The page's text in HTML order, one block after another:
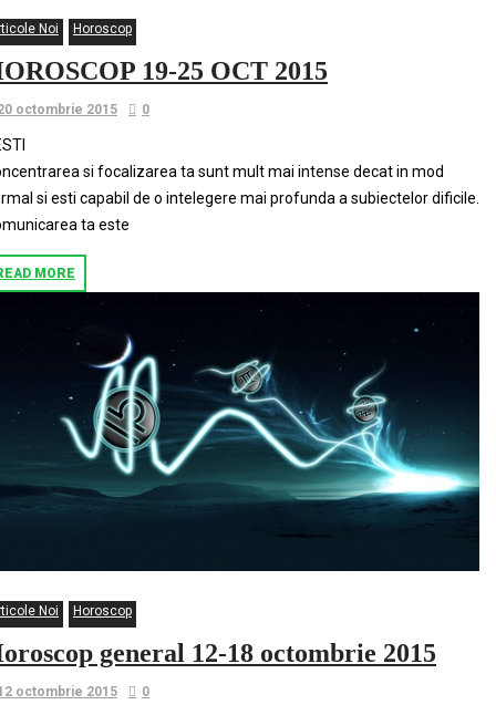
Noi Horoscop
19-25 OCT 2015
octombrie 2015 0
si focalizarea ta sunt mult mai intense decat in mod
si esti capabil de o intelegere mai profunda a subiectelor dificile.
ta este
MORE
Noi Horoscop
general 12-18 octombrie 2015
octombrie 2015 0